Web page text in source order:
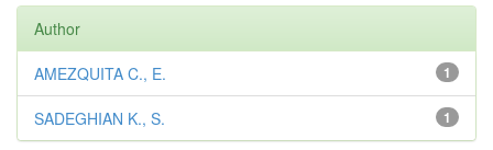
Author
1
AMEZQUITA C., E.
1
SADEGHIAN K., S.